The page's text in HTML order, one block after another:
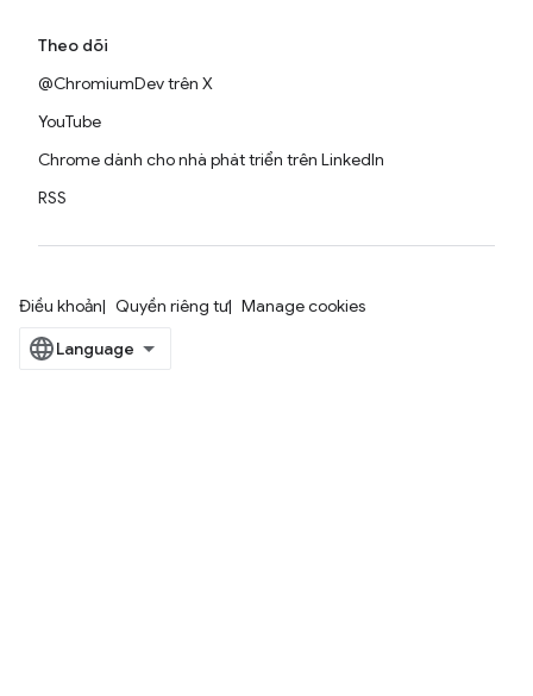
Theo dõi
@ChromiumDev trên X
YouTube
Chrome dành cho nhà phát triển trên LinkedIn
RSS
Điều khoản Quyền riêng tư Manage cookies